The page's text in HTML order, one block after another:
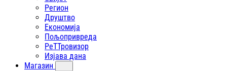
Регион
Друштво
Економија
Пољопривреда
РеТТровизор
Изјава дана
Магазин